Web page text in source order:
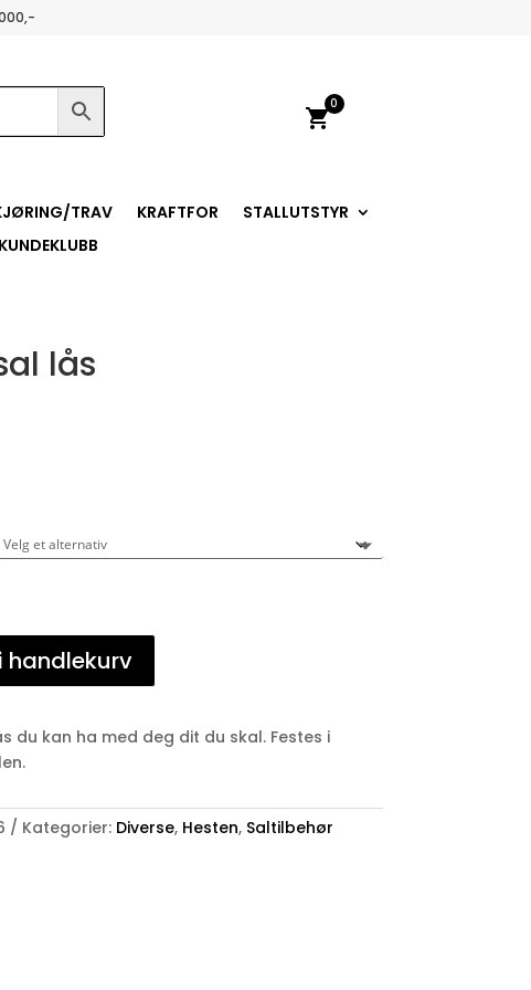
shopping_cart
0
TRAV KRAFTFOR
STALLUTSTYR
lås
handlekurv
du kan ha med deg dit du skal. Festes i
Kategorier: Diverse, Hesten, Saltilbehør